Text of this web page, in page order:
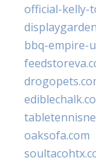
official-kelly-
bbq-empire-
oaksofa.com